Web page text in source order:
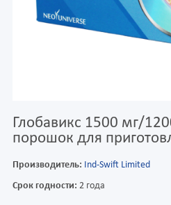
Глобавикс 1500 мг/
порошок для
Производитель: Ind-Swift Limited
Срок годности: 2 года